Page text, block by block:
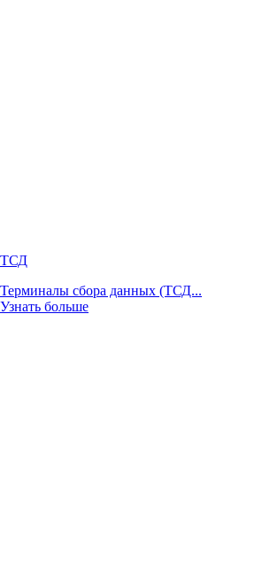
ТСД
Терминалы сбора данных (ТСД...
Узнать больше